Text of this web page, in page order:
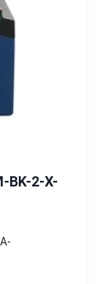
BK-2-X-